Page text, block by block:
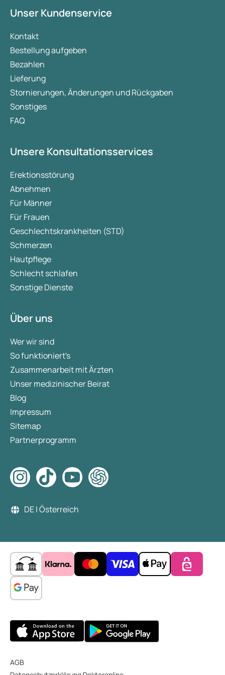
konzipiert. Mounjaro bietet jedoch ebenfalls
In diesem Artikel werden beide Arzneimittel, deren
Wirkung auf das Körpergewicht, die wichtigsten
Unterschiede sowie die Nebenwirkungen näher
erläutert.
Unser Kundenservice
Kontakt
Bestellung aufgeben
Bezahlen
Lieferung
Stornierungen, Änderungen und Rückgaben
Sonstiges
FAQ
Unsere Konsultationsservices
Erektionsstörung
Abnehmen
Für Männer
Für Frauen
Geschlechtskrankheiten (STD)
Schmerzen
Hautpflege
Schlecht schlafen
Sonstige Dienste
Über uns
Wer wir sind
So funktioniert's
Zusammenarbeit mit Ärzten
Unser medizinischer Beirat
Blog
Impressum
Sitemap
Partnerprogramm
DE | Österreich
AGB